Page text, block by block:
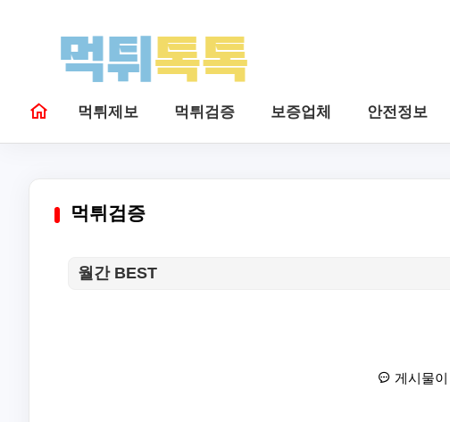
먹튀제보 먹튀검증 보증업체 안전정보
먹튀검증
월간 BEST
게시물